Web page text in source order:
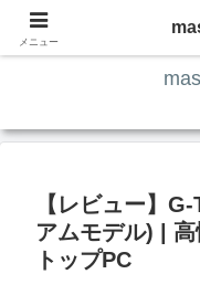
ITの知識4割・ガ
【レビュー】
アムモデル) |
トップPC
メニュー